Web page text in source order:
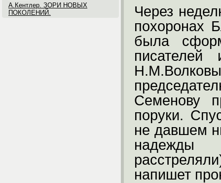
А.Кентлер. ЗОРИ НОВЫХ
ПОКОЛЕНИЙ.
Через
похоронах
была
писателей
Семенову
поруки.
не давшем
надежды
напишет